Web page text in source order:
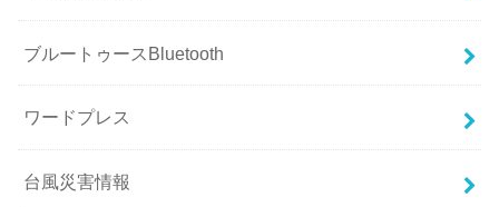
ブルートゥースBluetooth
ワードプレス
台風災害情報